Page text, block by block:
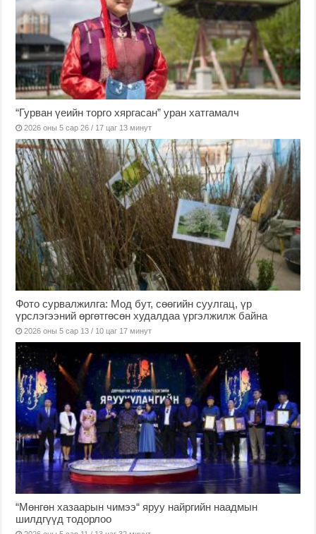
“Гурван үеийн торго хяргасан” уран хатгамалч
2026 оны 5 сар 26 / 17 цаг 13 минут
Фото сурвалжилга: Мод бут, сөөгийн суулгац, үр
үрслэгээний өргөтгөсөн худалдаа үргэлжилж байна
2026 оны 5 сар 13 / 10 цаг 17 минут
“Мөнгөн хазаарын чимээ“ яруу найргийн наадмын
шилдгүүд тодорлоо